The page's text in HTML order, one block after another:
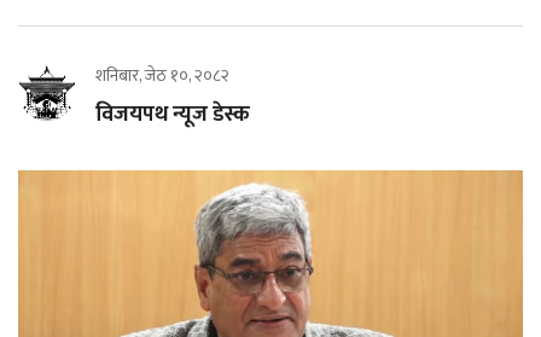
शनिबार, जेठ १०, २०८२
विजयपथ न्यूज डेस्क